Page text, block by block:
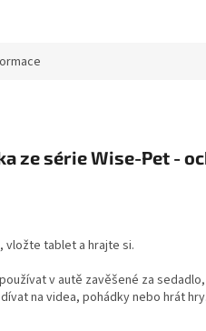
ze série Wise-Pet -
vložte tablet a hrajte si.
v autě zavěšené za
na videa, pohádky nebo hrát